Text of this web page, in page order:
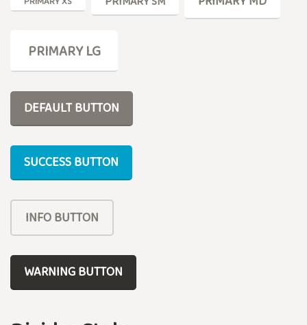
PRIMARY LG
DEFAULT BUTTON
SUCCESS BUTTON
INFO BUTTON
WARNING BUTTON